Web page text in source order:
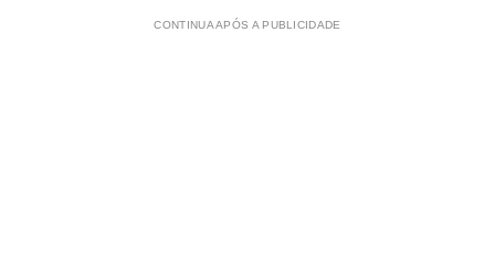
CONTINUA APÓS A PUBLICIDADE